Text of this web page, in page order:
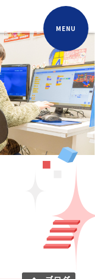
MENU